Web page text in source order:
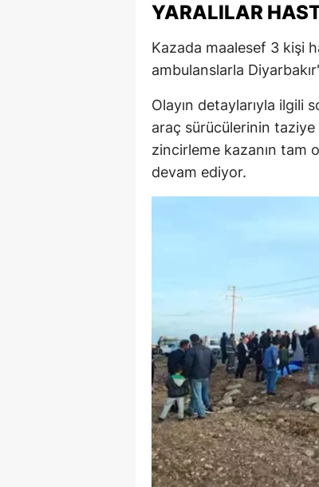
YARALILAR
Kazada maalesef 3 kişi
ambulanslarla
Olayın detaylarıyla ilgili
araç sürücülerinin
zincirleme kazanın tam
devam ediyor.